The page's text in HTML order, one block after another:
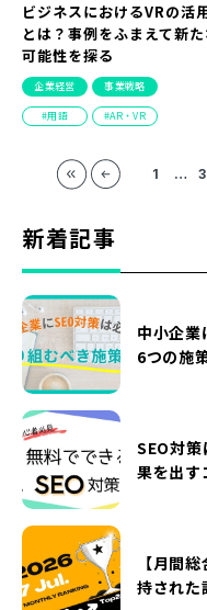
ビジネスにおけるVRの活
とは？事例をふまえて新
可能性を探る
企業経営 事業戦略
用語 AR・VR
1 …
新着記事
中小企業
6つの施
SEO対
果を出す
【月間
持された